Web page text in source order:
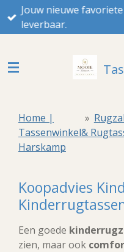
Ga
direct
hoofdinhoud
Jouw nieuwe
leverbaar.
Home |
Tassenwinkel
Harskamp
»
&
Koopadvies
Een goede
zien, maar ook